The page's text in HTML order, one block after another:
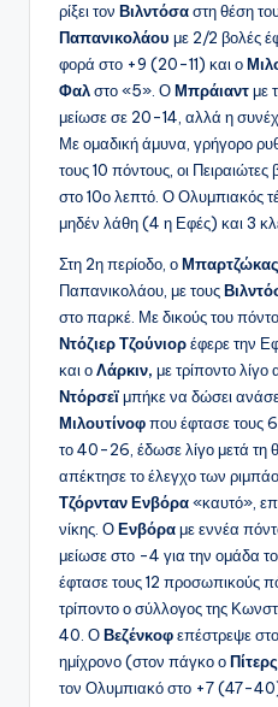
ρίξει τον Βιλντόσαστη θέση
Παπανικολάου με 2/2 βολές
φορά στο +9 (20-11) και ο
Φαλστο «5». ΟΜπράιαντμε
μείωσε σε 20-14, αλλά η
Με ομαδική άμυνα, γρήγορο
τους 10 πόντους, οι
στο 10ο λεπτό. Ο Ολυμπιακός
μηδέν λάθη (4 η Εφές) και 3
Στη 2η περίοδο, οΜπαρτζώκας
Παπανικολάου, με τους
στο παρκέ. Με δικούς του
Ντόζιερ Τζούνιορέφερε την
και οΛάρκιν, με τρίποντο
Ντόρσεϊμπήκε να δώσει
Μιλουτίνοφπου έφτασε τους
το 40-26, έδωσε λίγο μετά τη
απέκτησε το έλεγχο των
Τζόρνταν Ενβόρα«καυτό»,
νίκης. ΟΕνβόραμε εννέα
μείωσε στο -4 για την ομάδα
έφτασε τους 12 προσωπικούς
τρίποντο ο σύλλογος της
40. ΟΒεζένκοφεπέστρεψε
ημίχρονο (στον πάγκο οΠίτερς
τον Ολυμπιακό στο +7 (47-